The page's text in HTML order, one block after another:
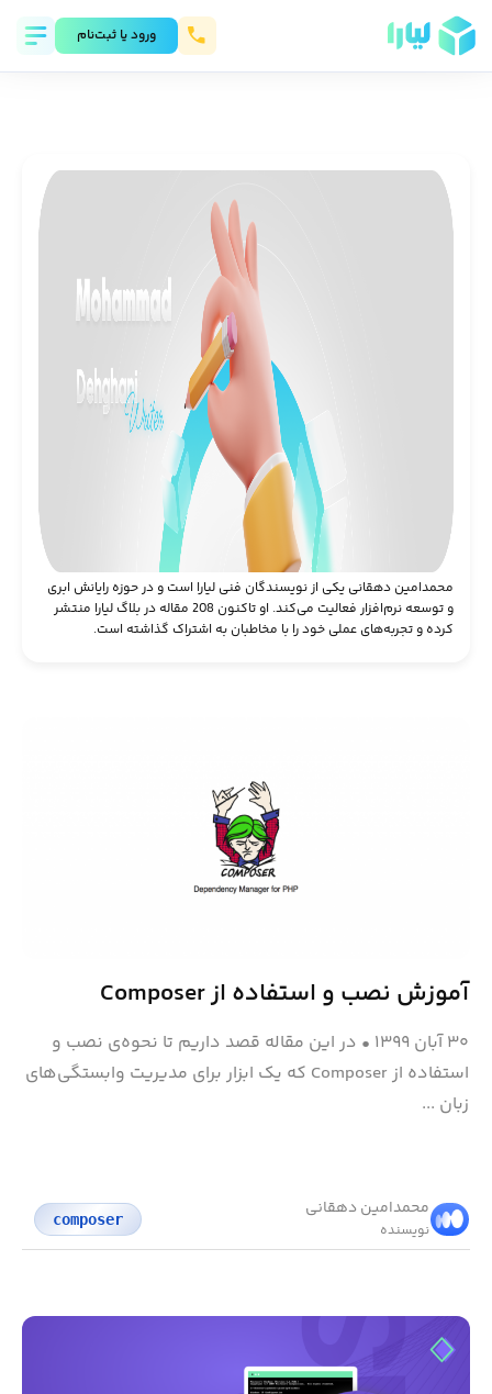
ورود يا ثبت‌نام
محمد‌امین دهقانی یکی از نویسندگان فنی لیارا است و در حوزه رایانش ابری
و توسعه نرم‌افزار فعالیت می‌کند. او تاکنون 208 مقاله در بلاگ لیارا منتشر
کرده و تجربه‌های عملی خود را با مخاطبان به اشتراک گذاشته است.
آموزش نصب و استفاده از Composer
۳۰ آبان ۱۳۹۹ • در این مقاله قصد داریم تا نحوه‌ی نصب و
استفاده از Composer که یک ابزار برای مدیریت وابستگی‌های
زبان ...
محمد‌امین دهقانی
نویسنده
composer